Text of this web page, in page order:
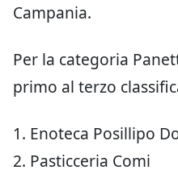
Campania.
Per la categoria
primo al terzo
1. Enoteca Posillipo
2. Pasticceria Comi